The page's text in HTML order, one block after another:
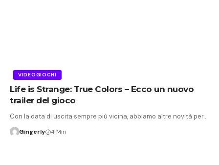
VIDEOGIOCHI
Life is Strange: True Colors – Ecco un nuovo
trailer del gioco
Con la data di uscita sempre più vicina, abbiamo altre novità per…
Gingerly 4 Min